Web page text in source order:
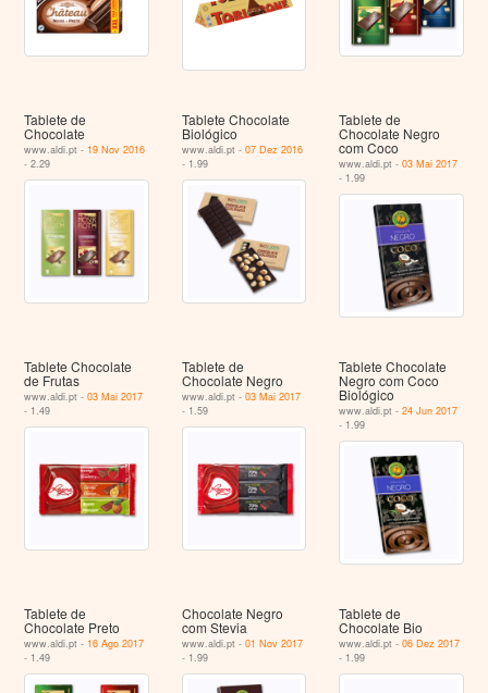
Tablete de
Chocolate
www.aldi.pt - 19 Nov 2016
- 2.29
Tablete Chocolate
Biológico
www.aldi.pt - 07 Dez 2016
- 1.99
Tablete de
Chocolate Negro
com Coco
www.aldi.pt -03 Mai 2017
- 1.99
Tablete Chocolate
de Frutas
www.aldi.pt -03 Mai 2017
- 1.49
Tablete de
Chocolate Negro
www.aldi.pt - 03 Mai 2017
- 1.59
Tablete Chocolate
Negro com Coco
Biológico
www.aldi.pt -24 Jun 2017
- 1.99
Tablete de
Chocolate Preto
www.aldi.pt - 16 Ago 2017
- 1.49
Chocolate Negro
com Stevia
www.aldi.pt - 01 Nov 2017
- 1.99
Tablete de
Chocolate Bio
www.aldi.pt -06 Dez 2017
- 1.99